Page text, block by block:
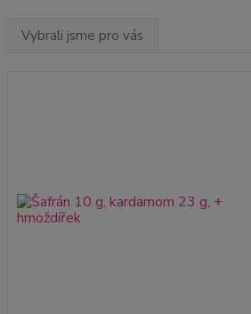
Vybrali jsme pro vás